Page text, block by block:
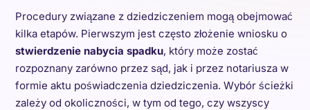
Procedury związane z dziedziczeniem mogą obejmować
kilka etapów. Pierwszym jest często złożenie wniosku o
stwierdzenie nabycia spadku, który może zostać
rozpoznany zarówno przez sąd, jak i przez notariusza w
formie aktu poświadczenia dziedziczenia. Wybór ścieżki
zależy od okoliczności, w tym od tego, czy wszyscy